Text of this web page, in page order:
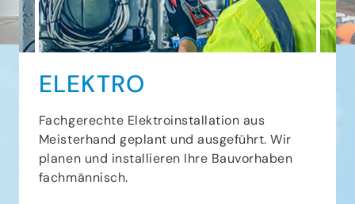
ELEKTRO
Fachgerechte Elektroinstallation aus
Meisterhand geplant und ausgeführt. Wir
planen und installieren Ihre Bauvorhaben
fachmännisch.